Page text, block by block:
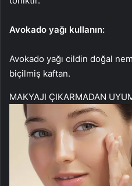
Avokado yağı kullanın:
Avokado yağı cildin doğal
biçilmiş kaftan.
MAKYAJI ÇIKARMADAN